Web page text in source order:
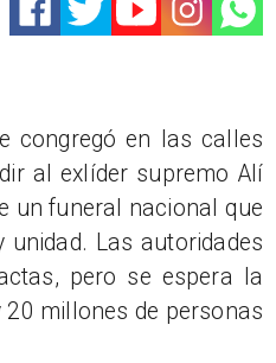
congregó en las calles
al exlíder supremo Alí
un funeral nacional que
Las autoridades
pero se espera la
millones de personas